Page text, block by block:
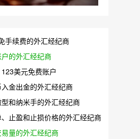
手续费的外汇经纪商
的外汇经纪商
美元免费账户
金出金的外汇经纪商
和纳米手的外汇经纪商
止盈和止损价格的外汇经纪商
量的外汇经纪商